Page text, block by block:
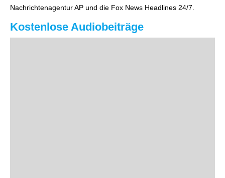
Nachrichtenagentur AP und die Fox News Headlines 24/7.
Kostenlose Audiobeiträge